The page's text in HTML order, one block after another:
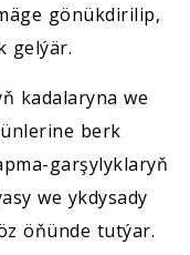
gönükdirilip,
gelýär.
kadalaryna we
berk
garşylyklaryň
we ykdysady
öňünde tutýar.